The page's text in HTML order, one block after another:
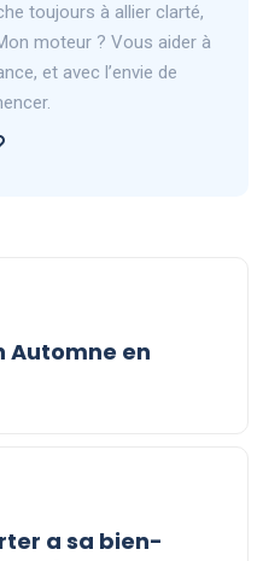
toujours à allier clarté,
moteur ? Vous aider à
et avec l’envie de
Automne en
a sa bien-